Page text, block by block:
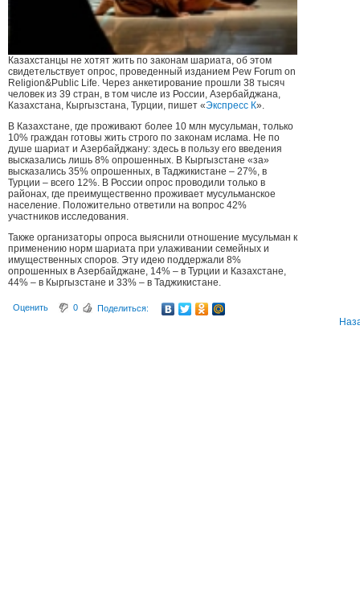
Казахстанцы не хотят жить по законам шариата, об этом
свидетельствует опрос, проведенный изданием Pew Forum on
Religion&Public Life. Через анкетирование прошли 38 тысяч
человек из 39 стран, в том числе из России, Азербайджана,
Казахстана, Кыргызстана, Турции, пишет «Экспресс К».
В Казахстане, где проживают более 10 млн мусульман, только
10% граждан готовы жить строго по законам ислама. Не по
душе шариат и Азербайджану: здесь в пользу его введения
высказались лишь 8% опрошенных. В Кыргызстане «за»
высказались 35% опрошенных, в Таджикистане – 27%, в
Турции – всего 12%. В России опрос проводили только в
районах, где преимущественно проживает мусульманское
население. Положительно ответили на вопрос 42%
участников исследования.
Также организаторы опроса выяснили отношение мусульман к
применению норм шариата при улаживании семейных и
имущественных споров. Эту идею поддержали 8%
опрошенных в Азербайджане, 14% – в Турции и Казахстане,
44% – в Кыргызстане и 33% – в Таджикистане.
Оценить 0 Поделиться: